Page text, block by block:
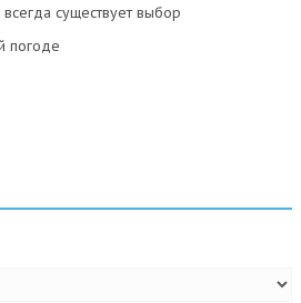
существует выбор
погоде